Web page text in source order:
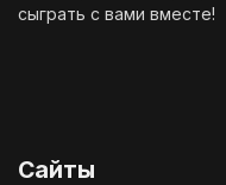
сыграть с вами вместе!
Сайты